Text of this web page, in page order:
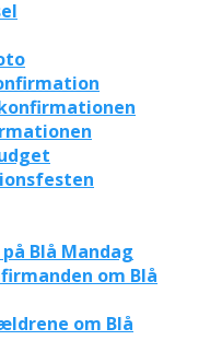
Blå Mandag
om Blå
om Blå